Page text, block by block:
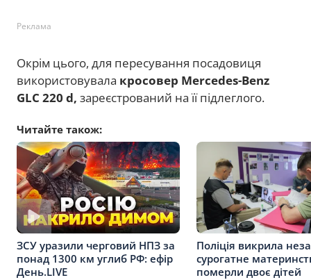
Реклама
Окрім цього, для пересування посадовиця
використовувала кросовер Mercedes-Benz
GLC 220 d, зареєстрований на її підлеглого.
Читайте також:
ЗСУ уразили черговий НПЗ за
понад 1300 км углиб РФ: ефір
День.LIVE
Поліція викрила
сурогатне
померли двоє дітей